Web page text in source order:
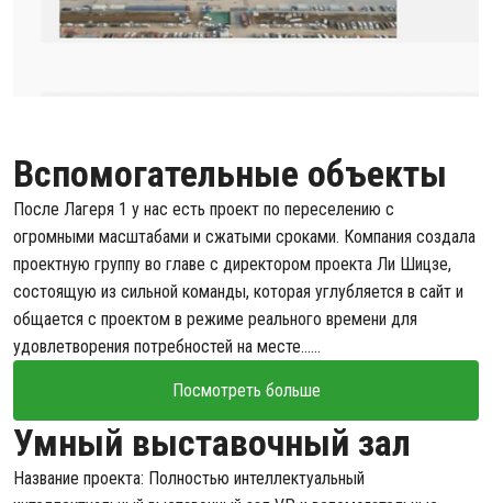
Вспомогательные объекты
После Лагеря 1 у нас есть проект по переселению с
огромными масштабами и сжатыми сроками. Компания создала
проектную группу во главе с директором проекта Ли Шицзе,
состоящую из сильной команды, которая углубляется в сайт и
общается с проектом в режиме реального времени для
удовлетворения потребностей на месте......
Посмотреть больше
Умный выставочный зал
Название проекта: Полностью интеллектуальный